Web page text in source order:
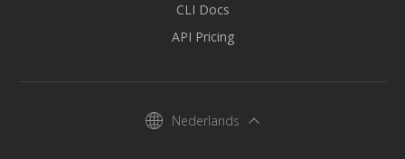
CLI Docs
API Pricing
Nederlands